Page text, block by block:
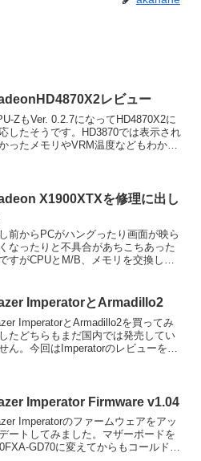
レビュー
ZもVer. 0.2.7になってHD4870X2に
したそうです。HD3870では表示され
ったメモリやVRM温度などもわかり
X1900XTXを修理に出し
前からPCがハングったり画面が映ら
なったりと不具合があちこちあった
すがCPUとM/B、メモリを交換した
うことで思い切って修理に出すこと
しました。保証期...
ImperatorとArmadillo2
ImperatorとArmadillo2を買ってみ
たどちらもまだ国内では発売してい
ん。今回はImperatorのレビューをし
Imperator Firmware v1.04
Imperatorのファームウェアをアッ
ートしてみました。マザーボードを
GD70に変えてからもコールドブ